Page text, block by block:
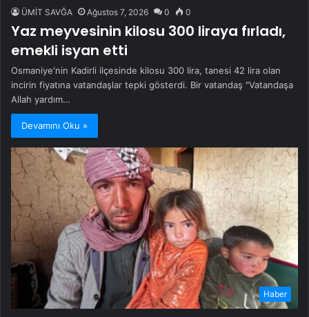
ÜMİT SAVĞA Ağustos 7, 2026 0 0
Yaz meyvesinin kilosu 300 liraya fırladı,
emekli isyan etti
Osmaniye'nin Kadirli ilçesinde kilosu 300 lira, tanesi 42 lira olan
incirin fiyatına vatandaşlar tepki gösterdi. Bir vatandaş "Vatandaşa
Allah yardım…
Devamını Oku »
Haber